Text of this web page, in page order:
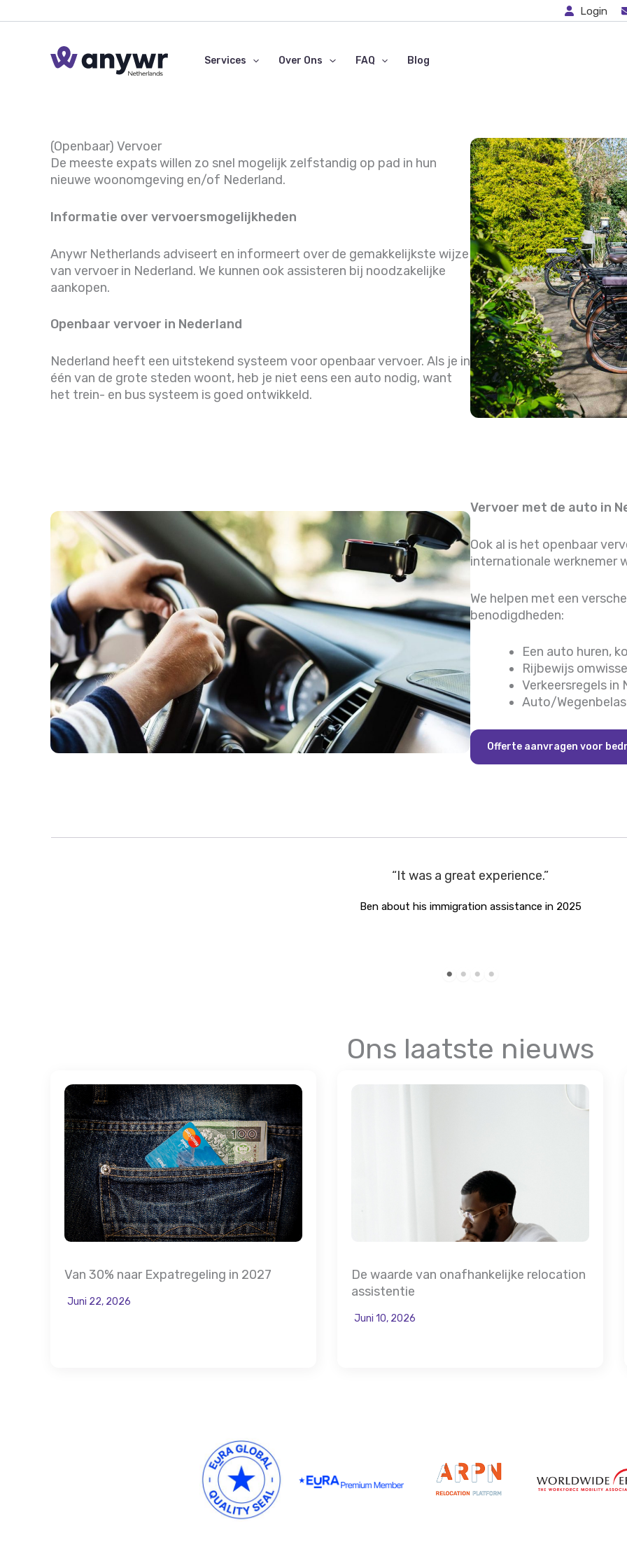
naar
Login
Services Over Ons FAQ Blog
(Openbaar) Vervoer
De meeste expats willen zo snel mogelijk zelfstandig op pad in hun
nieuwe woonomgeving en/of Nederland.
Informatie over vervoersmogelijkheden
Anywr Netherlands adviseert en informeert over de gemakkelijkste wijze
van vervoer in Nederland. We kunnen ook assisteren bij noodzakelijke
aankopen.
Openbaar vervoer in Nederland
Nederland heeft een uitstekend systeem voor openbaar vervoer. Als je in
één van de grote steden woont, heb je niet eens een auto nodig, want
het trein- en bus systeem is goed ontwikkeld.
Vervoer met de auto in
Ook al is het openbaar
internationale werknemer
We helpen met een
benodigdheden:
Een auto huren,
Rijbewijs
Verkeersregels in
Auto/
Offerte aanvragen voor
“This is my 3rd time working with you, I am truly very satisfied with the service I received every
so much :)”
Ons laatste nieuws
Van 30% naar Expatregeling in 2027
Juni 22, 2026
De waarde van onafhankelijke relocation
assistentie
Juni 10, 2026